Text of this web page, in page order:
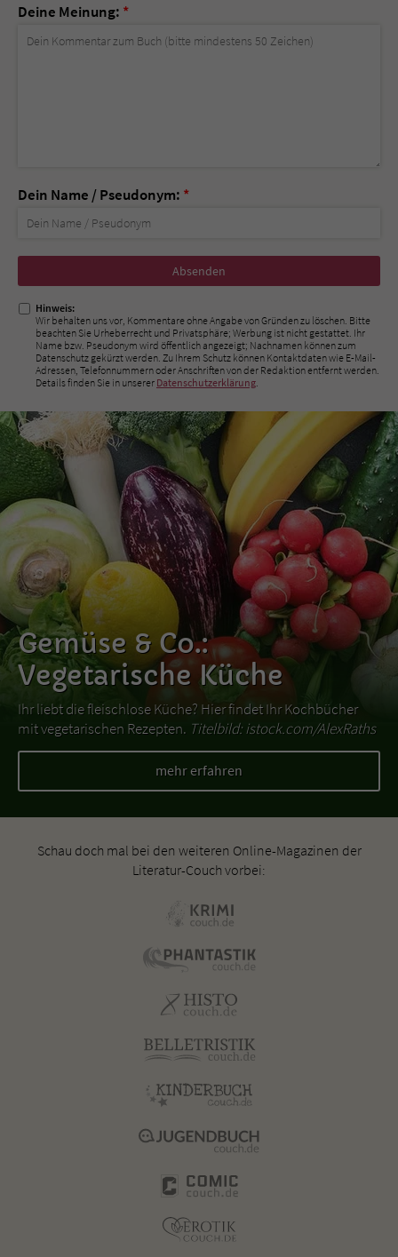
Deine Meinung: *
Dein Name / Pseudonym: *
Nicht
ausfüllen!
Hinweis:
Wir behalten uns vor, Kommentare ohne Angabe von Gründen zu löschen. Bitte
beachten Sie Urheberrecht und Privatsphäre; Werbung ist nicht gestattet. Ihr
Name bzw. Pseudonym wird öffentlich angezeigt; Nachnamen können zum
Datenschutz gekürzt werden. Zu Ihrem Schutz können Kontaktdaten wie E-Mail-
Adressen, Telefonnummern oder Anschriften von der Redaktion entfernt werden.
Details finden Sie in unserer Datenschutzerklärung
Gemüse & Co.:
Vegetarische Küche
Ihr liebt die fleischlose Küche? Hier findet Ihr Kochbücher
mit vegetarischen Rezepten. Titelbild: istock.com/AlexRaths
mehr erfahren
Schau doch mal bei den weiteren Online-Magazinen der
Literatur-Couch vorbei: